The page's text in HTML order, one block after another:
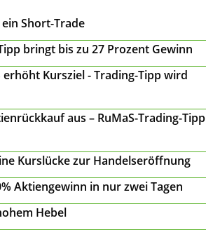
Short-Trade
bringt bis zu 27 Prozent Gewinn
Kursziel - Trading-Tipp wird
aus – RuMaS-Trading-Tipp
Kurslücke zur Handelseröffnung
Aktiengewinn in nur zwei Tagen
Hebel